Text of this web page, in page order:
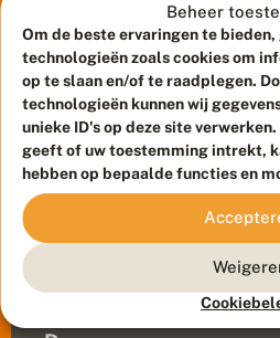
Beheer
Om de beste ervaringen te
technologieën zoals cookies om
op te slaan en/of te raadplegen.
technologieën kunnen wij
unieke ID's op deze site
geeft of uw toestemming intrekt,
hebben op bepaalde functies en
v
a
n
D
e
V
li
n
e
r
s
t
i
h
in
Appingedam
haar
30-
jarig
jubileum
als
dierkunstenaar
vierde.
De
tentoonstelling
gaat
Contact
Veelgestelde vragen
Meld waarnemingen
© 2026
Duurzaam ontwikkeld door
Blue Field
Privacy